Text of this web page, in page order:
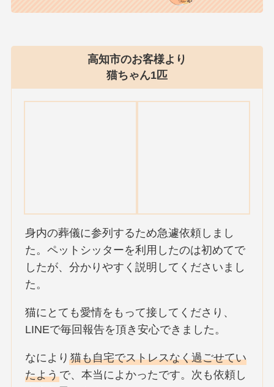
高知市のお客様より
猫ちゃん1匹
身内の葬儀に参列するため急遽依頼しまし
た。ペットシッターを利用したのは初めてで
したが、分かりやすく説明してくださいまし
た。
猫にとても愛情をもって接してくださり、
LINEで毎回報告を頂き安心できました。
なにより猫も自宅でストレスなく過ごせてい
たようで、本当によかったです。次も依頼し